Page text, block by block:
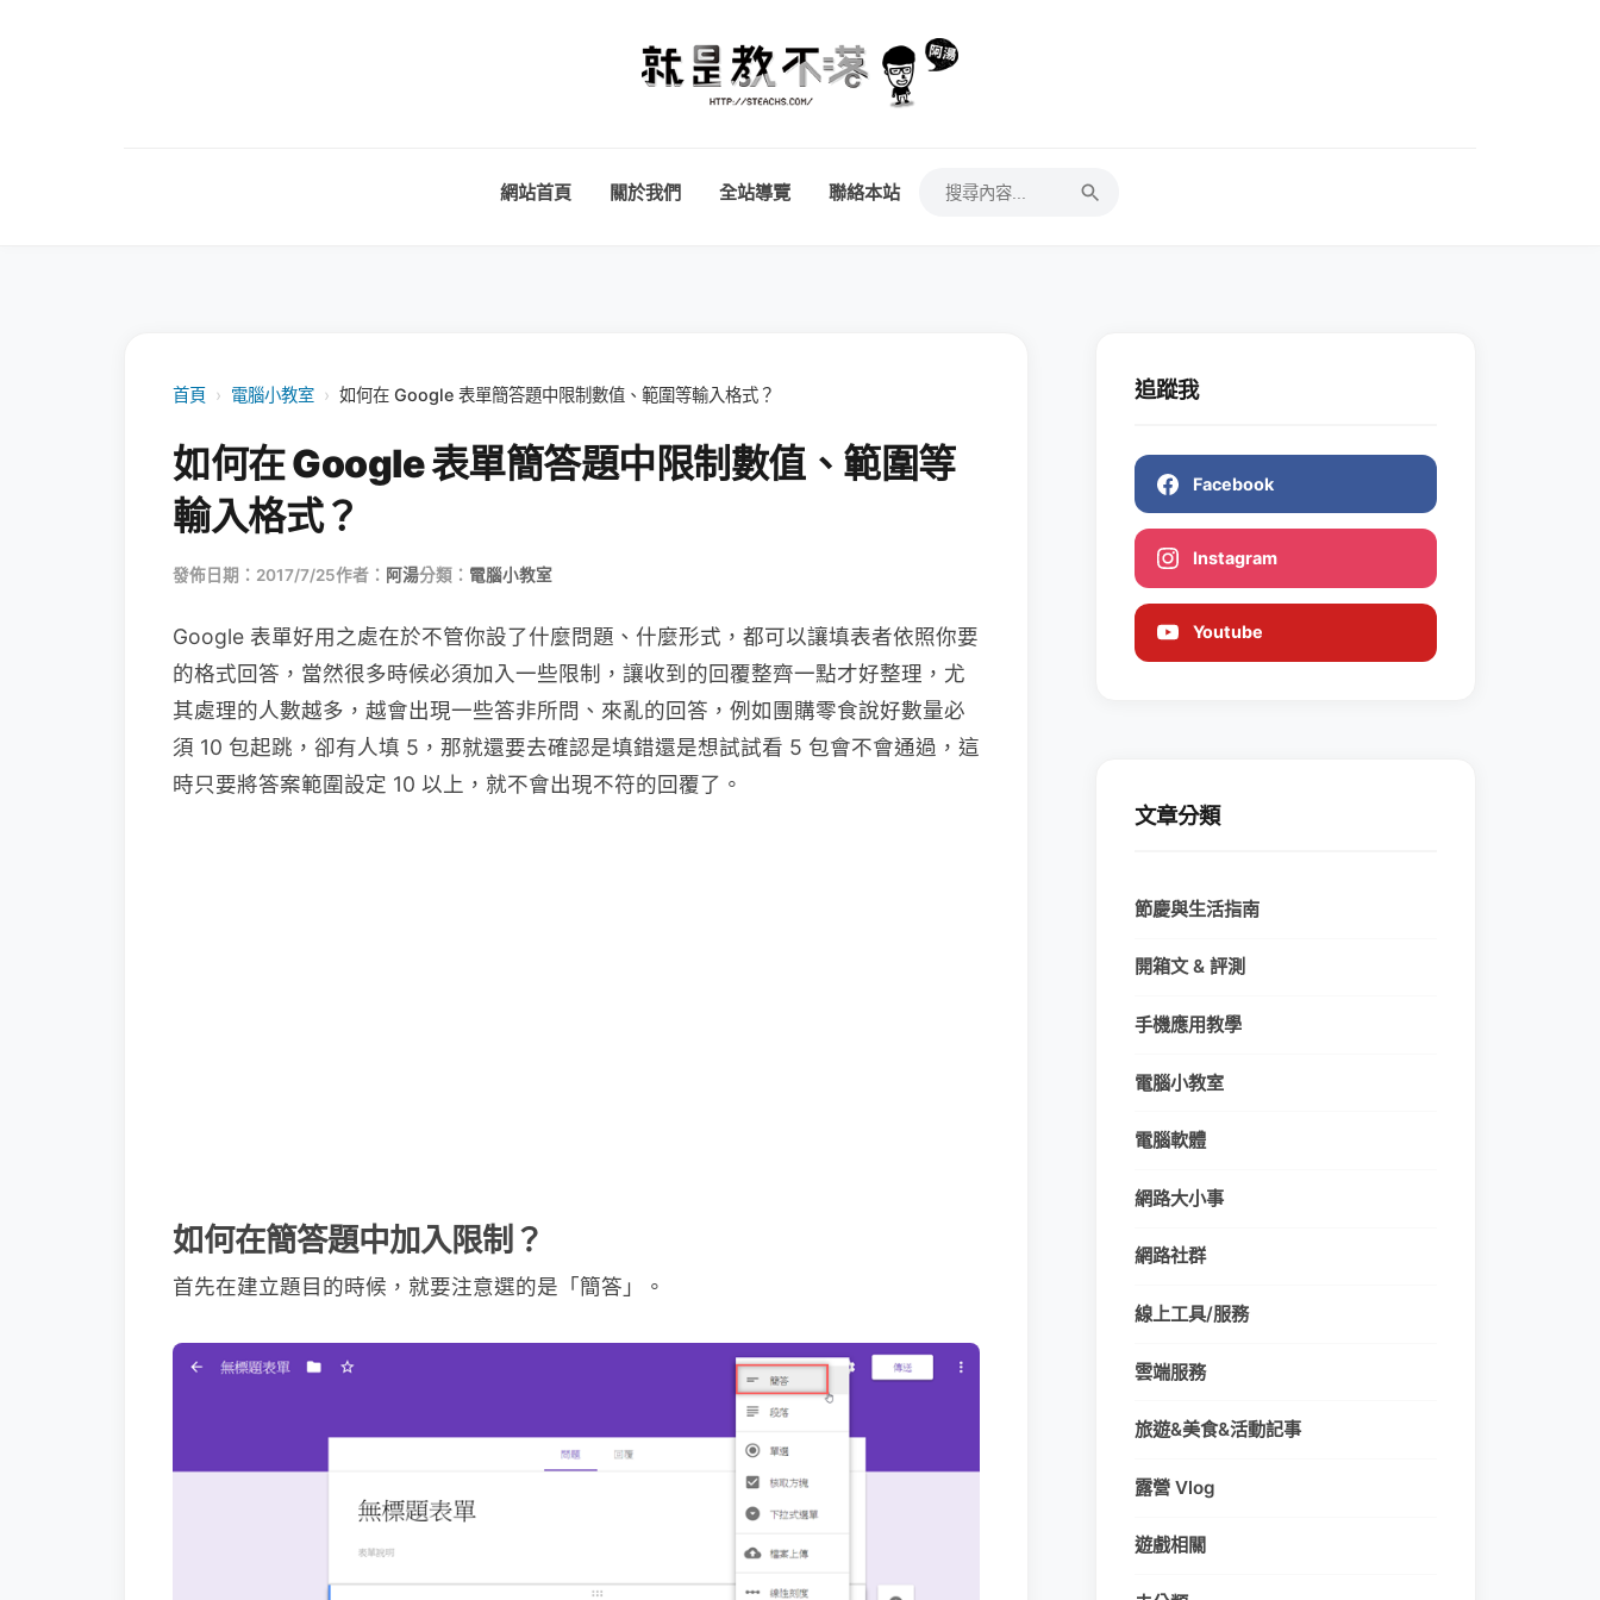
網站首頁 關於我們 全站導覽 聯絡本站
首頁 › 電腦小教室 › 如何在 Google 表單簡答題中限制數值、範圍等輸入格式？
如何在 Google 表單簡答題中限制數值、範圍等
輸入格式？
發佈日期：2017/7/25作者： 阿湯分類： 電腦小教室
Google 表單好用之處在於不管你設了什麼問題、什麼形式，都可以讓填表者依照你要
的格式回答，當然很多時候必須加入一些限制，讓收到的回覆整齊一點才好整理，尤
其處理的人數越多，越會出現一些答非所問、來亂的回答，例如團購零食說好數量必
須 10 包起跳，卻有人填 5，那就還要去確認是填錯還是想試試看 5 包會不會通過，這
時只要將答案範圍設定 10 以上，就不會出現不符的回覆了。
如何在簡答題中加入限制？
首先在建立題目的時候，就要注意選的是「簡答」。
追蹤我
Facebook
Instagram
Youtube
文章分類
節慶與生活指南
開箱文 & 評測
手機應用教學
電腦小教室
電腦軟體
網路大小事
網路社群
線上工具/服務
雲端服務
旅遊&美食&活動記事
露營 Vlog
遊戲相關